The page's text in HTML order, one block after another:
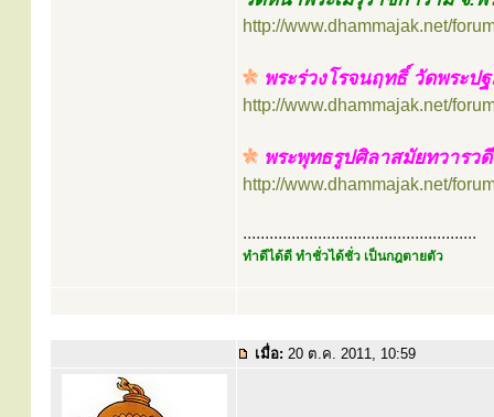
http://www.dhammajak.net/
พระร่วงโรจนฤทธิ์ วัดพระป
http://www.dhammajak.net/
พระพุทธรูปศิลาสมัยทวารว
http://www.dhammajak.net/
.....................................................
ทำดีได้ดี ทำชั่วได้ชั่ว เป็นกฎตายตัว
เมื่อ: 20 ต.ค. 2011, 10:59